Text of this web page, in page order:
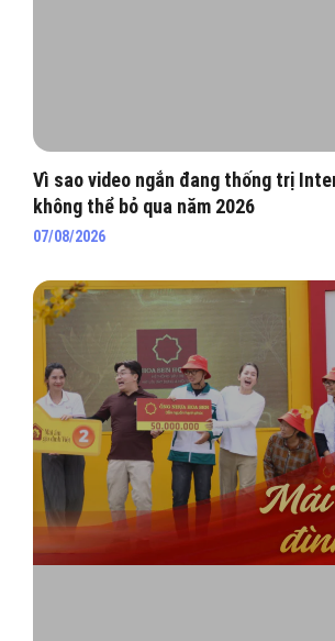
Vì sao video ngắn đang thống trị
không thể bỏ qua năm 2026
07/08/2026